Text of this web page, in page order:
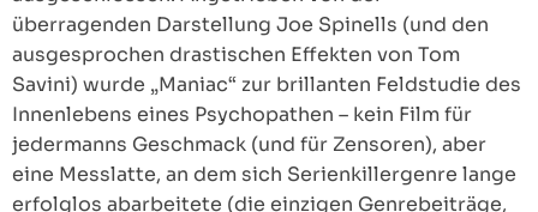
überragenden Darstellung Joe Spinells (und den
ausgesprochen drastischen Effekten von Tom
Savini) wurde „Maniac“ zur brillanten Feldstudie des
Innenlebens eines Psychopathen – kein Film für
jedermanns Geschmack (und für Zensoren), aber
eine Messlatte, an dem sich Serienkillergenre lange
erfolglos abarbeitete (die einzigen Genrebeiträge,